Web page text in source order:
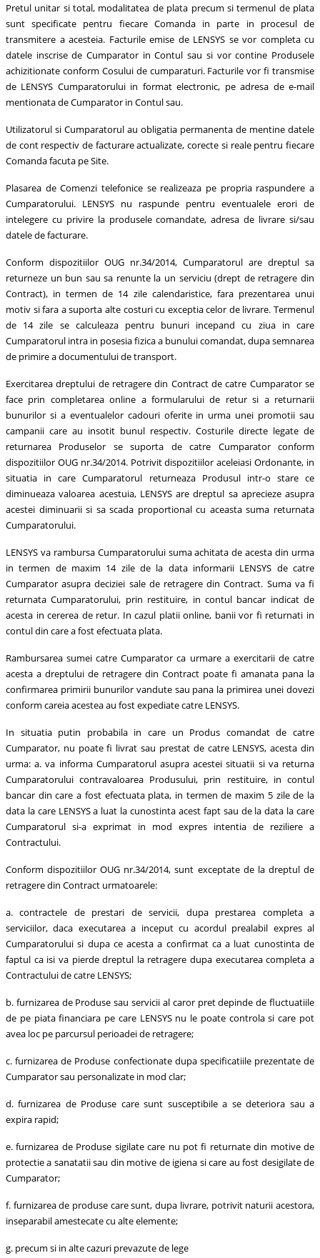
Pretul unitar si total, modalitatea de plata precum si termenul de plata
sunt specificate pentru fiecare Comanda in parte in procesul de
transmitere a acesteia. Facturile emise de LENSYS se vor completa cu
datele inscrise de Cumparator in Contul sau si vor contine Produsele
achizitionate conform Cosului de cumparaturi. Facturile vor fi transmise
de LENSYS Cumparatorului in format electronic, pe adresa de e-mail
mentionata de Cumparator in Contul sau.
Utilizatorul si Cumparatorul au obligatia permanenta de mentine datele
de cont respectiv de facturare actualizate, corecte si reale pentru fiecare
Comanda facuta pe Site.
Plasarea de Comenzi telefonice se realizeaza pe propria raspundere a
Cumparatorului. LENSYS nu raspunde pentru eventualele erori de
intelegere cu privire la produsele comandate, adresa de livrare si/sau
datele de facturare.
Conform dispozitiilor OUG nr.34/2014, Cumparatorul are dreptul sa
returneze un bun sau sa renunte la un serviciu (drept de retragere din
Contract), in termen de 14 zile calendaristice, fara prezentarea unui
motiv si fara a suporta alte costuri cu exceptia celor de livrare. Termenul
de 14 zile se calculeaza pentru bunuri incepand cu ziua in care
Cumparatorul intra in posesia fizica a bunului comandat, dupa semnarea
de primire a documentului de transport.
Exercitarea dreptului de retragere din Contract de catre Cumparator se
face prin completarea online a formularului de retur si a returnarii
bunurilor si a eventualelor cadouri oferite in urma unei promotii sau
campanii care au insotit bunul respectiv. Costurile directe legate de
returnarea Produselor se suporta de catre Cumparator conform
dispozitiilor OUG nr.34/2014. Potrivit dispozitiilor aceleiasi Ordonante, in
situatia in care Cumparatorul returneaza Produsul intr-o stare ce
diminueaza valoarea acestuia, LENSYS are dreptul sa aprecieze asupra
acestei diminuarii si sa scada proportional cu aceasta suma returnata
Cumparatorului.
LENSYS va rambursa Cumparatorului suma achitata de acesta din urma
in termen de maxim 14 zile de la data informarii LENSYS de catre
Cumparator asupra deciziei sale de retragere din Contract. Suma va fi
returnata Cumparatorului, prin restituire, in contul bancar indicat de
acesta in cererea de retur. In cazul platii online, banii vor fi returnati in
contul din care a fost efectuata plata.
Rambursarea sumei catre Cumparator ca urmare a exercitarii de catre
acesta a dreptului de retragere din Contract poate fi amanata pana la
confirmarea primirii bunurilor vandute sau pana la primirea unei dovezi
conform careia acestea au fost expediate catre LENSYS.
In situatia putin probabila in care un Produs comandat de catre
Cumparator, nu poate fi livrat sau prestat de catre LENSYS, acesta din
urma: a. va informa Cumparatorul asupra acestei situatii si va returna
Cumparatorului contravaloarea Produsului, prin restituire, in contul
bancar din care a fost efectuata plata, in termen de maxim 5 zile de la
data la care LENSYS a luat la cunostinta acest fapt sau de la data la care
Cumparatorul si-a exprimat in mod expres intentia de reziliere a
Contractului.
Conform dispozitiilor OUG nr.34/2014, sunt exceptate de la dreptul de
retragere din Contract urmatoarele:
a. contractele de prestari de servicii, dupa prestarea completa a
serviciilor, daca executarea a inceput cu acordul prealabil expres al
Cumparatorului si dupa ce acesta a confirmat ca a luat cunostinta de
faptul ca isi va pierde dreptul la retragere dupa executarea completa a
Contractului de catre LENSYS;
b. furnizarea de Produse sau servicii al caror pret depinde de fluctuatiile
de pe piata financiara pe care LENSYS nu le poate controla si care pot
avea loc pe parcursul perioadei de retragere;
c. furnizarea de Produse confectionate dupa specificatiile prezentate de
Cumparator sau personalizate in mod clar;
d. furnizarea de Produse care sunt susceptibile a se deteriora sau a
expira rapid;
e. furnizarea de Produse sigilate care nu pot fi returnate din motive de
protectie a sanatatii sau din motive de igiena si care au fost desigilate de
Cumparator;
f. furnizarea de produse care sunt, dupa livrare, potrivit naturii acestora,
inseparabil amestecate cu alte elemente;
g. precum si in alte cazuri prevazute de lege